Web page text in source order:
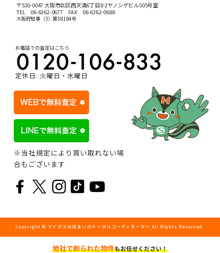
他社で断られた物件もお任せください！
〒530-0047 大阪市北区西天満6丁目8-2ヤノシゲビル505号室
TEL 06-6362-0677FAX 06-6362-0688
大阪府知事（3）第58184号
お電話での査定はこちら
定休日: 火曜日・水曜日
※当社規定により買い取れない場
合もございます
Copyright © マイダスは住まいのトータルコーディネーター All Rights Reserved.